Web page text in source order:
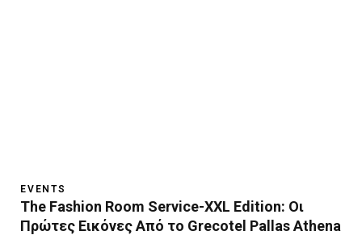
EVENTS
The Fashion Room Service-XXL Edition: Οι
Πρώτες Εικόνες Από το Grecotel Pallas Athena